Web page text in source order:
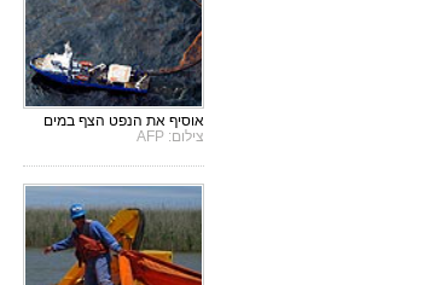
אוסיף את הנפט הצף במים
צילום: AFP